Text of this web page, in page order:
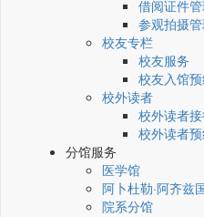
借阅证件
参观拍摄
校友专栏
校友服务
校友入馆
校外读者
校外读者
校外读者
分馆服务
医学馆
阿卜杜勒·阿齐兹
院系分馆